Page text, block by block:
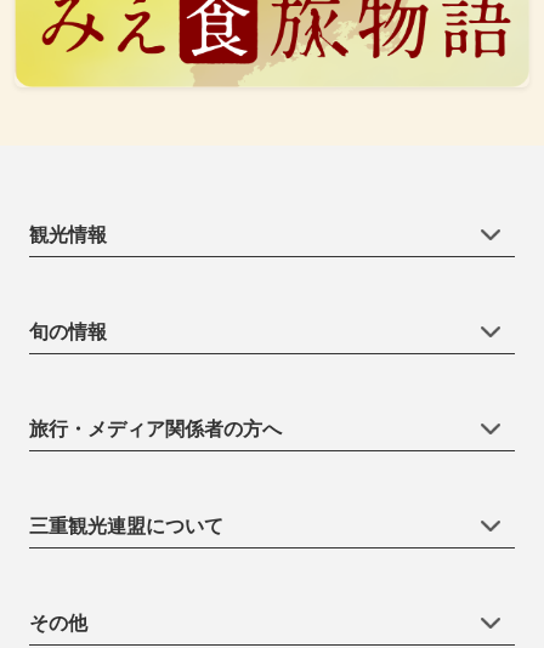
観光情報
旬の情報
旅行・メディア関係者の方へ
三重観光連盟について
その他